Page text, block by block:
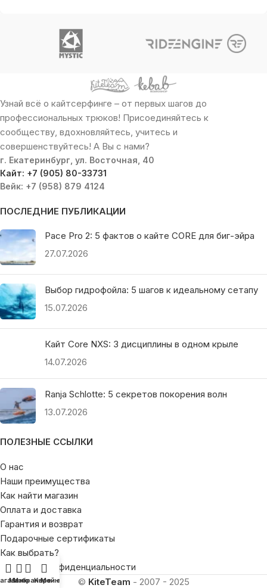
Узнай всё о кайтсерфинге – от первых шагов до
профессиональных трюков! Присоединяйтесь к
сообществу, вдохновляйтесь, учитесь и
совершенствуйтесь! А Вы с нами?
г. Екатеринбург, ул. Восточная, 40
Кайт: +7 (905) 80-33731
Вейк: +7 (958) 879 4124
ПОСЛЕДНИЕ ПУБЛИКАЦИИ
Pace Pro 2: 5 фактов о кайте CORE для биг-эйра
27.07.2026
Выбор гидрофойла: 5 шагов к идеальному сетапу
15.07.2026
Кайт Core NXS: 3 дисциплины в одном крыле
14.07.2026
Ranja Schlotte: 5 секретов покорения волн
13.07.2026
ПОЛЕЗНЫЕ ССЫЛКИ
О нас
Наши преимущества
Как найти магазин
Оплата и доставка
Гарантия и возврат
Подарочные сертификаты
Как выбрать?
Политика конфиденциальности
© KiteTeam - 2007 - 2025
Меню
Избранное
Корзина
Мой аккаунт